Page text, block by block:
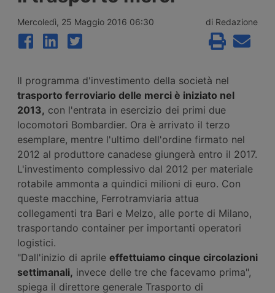
di base del Brennero. Ora si parla del
Mercoledì, 25 Maggio 2016 06:30 di Redazione
Il programma d'investimento della società nel
trasporto ferroviario delle merci è iniziato nel
2013, con l'entrata in esercizio dei primi due
locomotori Bombardier. Ora è arrivato il terzo
esemplare, mentre l'ultimo dell'ordine firmato nel
2012 al produttore canadese giungerà entro il 2017.
L'investimento complessivo dal 2012 per materiale
rotabile ammonta a quindici milioni di euro. Con
queste macchine, Ferrotramviaria attua
collegamenti tra Bari e Melzo, alle porte di Milano,
trasportando container per importanti operatori
logistici.
"Dall'inizio di aprile effettuiamo cinque circolazioni
settimanali, invece delle tre che facevamo prima",
spiega il direttore generale Trasporto di